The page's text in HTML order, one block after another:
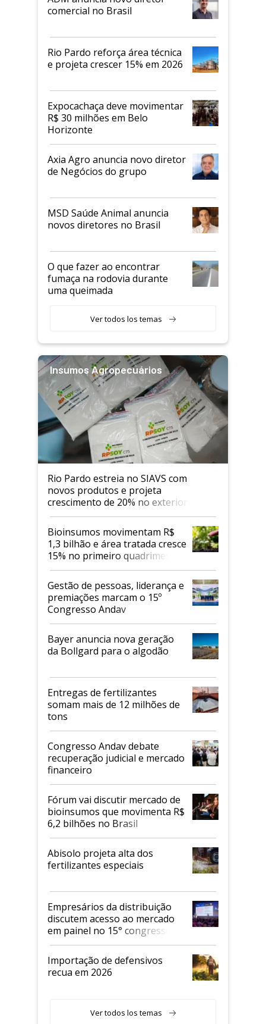
comercial no Brasil
Rio Pardo reforça área técnica
e projeta crescer 15% em 2026
Expocachaça deve movimentar
R$ 30 milhões em Belo
Horizonte
Axia Agro anuncia novo diretor
de Negócios do grupo
MSD Saúde Animal anuncia
novos diretores no Brasil
O que fazer ao encontrar
fumaça na rodovia durante
uma queimada
Ver todos los temas
Insumos Agropecuários
Rio Pardo estreia no SIAVS com
novos produtos e projeta
crescimento de 20% no exterior
Bioinsumos movimentam R$
1,3 bilhão e área tratada cresce
15% no primeiro quadrimestre
de 2026
Gestão de pessoas, liderança e
premiações marcam o 15º
Congresso Andav
Bayer anuncia nova geração
da Bollgard para o algodão
Entregas de fertilizantes
somam mais de 12 milhões de
tons
Congresso Andav debate
recuperação judicial e mercado
financeiro
Fórum vai discutir mercado de
bioinsumos que movimenta R$
6,2 bilhões no Brasil
Abisolo projeta alta dos
fertilizantes especiais
Empresários da distribuição
discutem acesso ao mercado
em painel no 15° congresso
Andav
Importação de defensivos
recua em 2026
Ver todos los temas